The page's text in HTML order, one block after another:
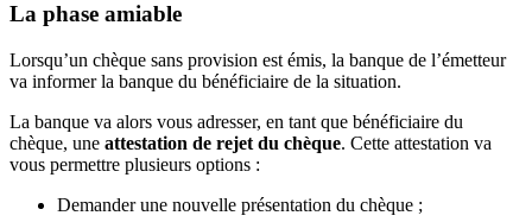
La phase amiable
Lorsqu’un chèque sans provision est émis, la banque de l’émetteur
va informer la banque du bénéficiaire de la situation.
La banque va alors vous adresser, en tant que bénéficiaire du
chèque, une attestation de rejet du chèque. Cette attestation va
vous permettre plusieurs options :
Demander une nouvelle présentation du chèque ;